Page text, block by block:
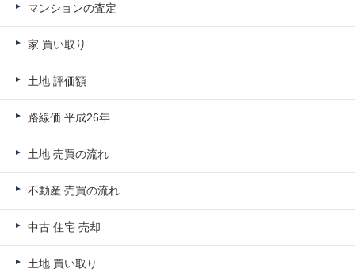
マンションの査定
家 買い取り
土地 評価額
路線価 平成26年
土地 売買の流れ
不動産 売買の流れ
中古 住宅 売却
土地 買い取り